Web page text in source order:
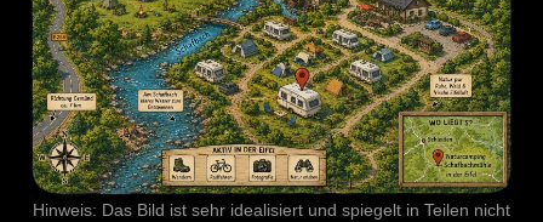
Hinweis: Das Bild ist sehr idealisiert und spiegelt in Teilen nicht